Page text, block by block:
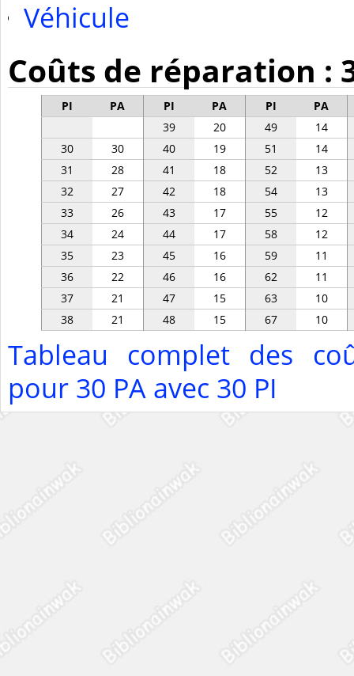
Véhicule
Coûts de réparation :
PI PA PI PA PI
PA
39
20 49
14
30
30 40 19 51
14
31
28 41 18 52
13
32
27 42 18 54
13
33
26 43 17 55
12
34
24 44 17 58
12
35
23 45 16 59
11
36
22 46 16 62
11
37
21 47 15 63
10
38
21 48 15 67 10
Tableau complet des
pour 30 PA avec 30 PI